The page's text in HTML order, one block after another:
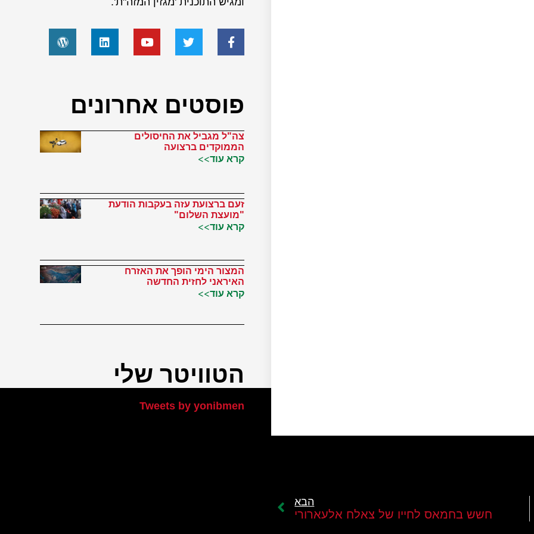
פוסטים אחרונים
צה"ל מגביל את החיסולים
הממוקדים ברצועה
קרא עוד>>
זעם ברצועת עזה בעקבות הודעת
"מועצת השלום"
קרא עוד>>
המצור הימי הופך את האזרח
האיראני לחזית החדשה
קרא עוד>>
הטוויטר שלי
Tweets by yonibmen
הבא
חשש בחמאס לחייו של צאלח אלעארורי